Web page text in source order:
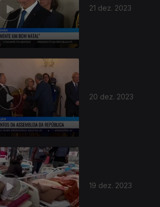
21 dez. 2023
20 dez. 2023
19 dez. 2023